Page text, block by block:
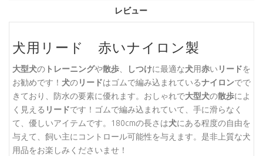
レビュー
犬用リード 赤いナイロン製
大型犬の トレーニングや散歩、 しつけに最適な犬用赤い リードを
お勧めです！ 犬のリードはゴムで編み込まれているナイロンでで
きており、防水の要素に優れます。おしゃれで大型犬の散歩によ
く見える リードです！ゴムで編み込まれていて、手に滑らなく
て、優しいアイテムです。180cmの長さは犬にある程度の自由を
与えて、飼い主にコントロール可能性を与えます。是非上質な犬
用品をお楽しみくださいませ！